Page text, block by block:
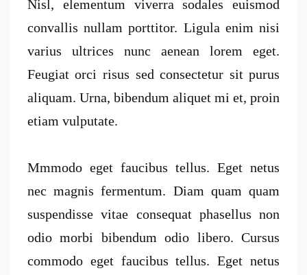
Nisl, elementum viverra sodales euismod
convallis nullam porttitor. Ligula enim nisi
varius ultrices nunc aenean lorem eget.
Feugiat orci risus sed consectetur sit purus
aliquam. Urna, bibendum aliquet mi et, proin
etiam vulputate.
Mmmodo eget faucibus tellus. Eget netus
nec magnis fermentum. Diam quam quam
suspendisse vitae consequat phasellus non
odio morbi bibendum odio libero. Cursus
commodo eget faucibus tellus. Eget netus